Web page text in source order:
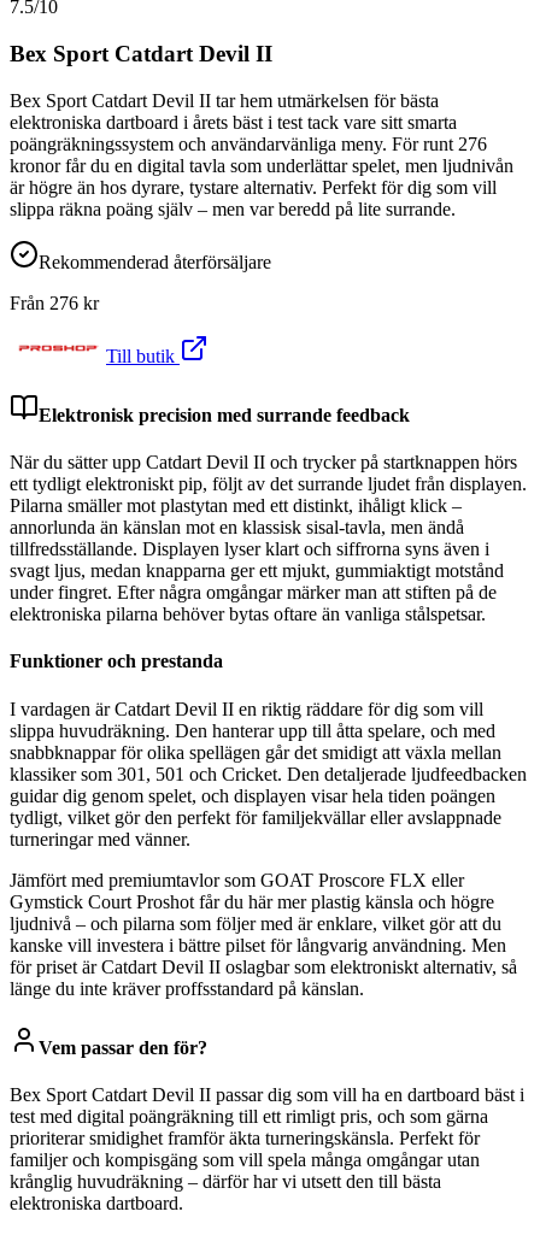
7.5/10
Bex Sport Catdart Devil II
Bex Sport Catdart Devil II tar hem utmärkelsen för bästa
elektroniska dartboard i årets bäst i test tack vare sitt smarta
poängräkningssystem och användarvänliga meny. För runt 276
kronor får du en digital tavla som underlättar spelet, men ljudnivån
är högre än hos dyrare, tystare alternativ. Perfekt för dig som vill
slippa räkna poäng själv – men var beredd på lite surrande.
Rekommenderad återförsäljare
Från 276 kr
Till butik
Elektronisk precision med surrande feedback
När du sätter upp Catdart Devil II och trycker på startknappen hörs
ett tydligt elektroniskt pip, följt av det surrande ljudet från displayen.
Pilarna smäller mot plastytan med ett distinkt, ihåligt klick –
annorlunda än känslan mot en klassisk sisal-tavla, men ändå
tillfredsställande. Displayen lyser klart och siffrorna syns även i
svagt ljus, medan knapparna ger ett mjukt, gummiaktigt motstånd
under fingret. Efter några omgångar märker man att stiften på de
elektroniska pilarna behöver bytas oftare än vanliga stålspetsar.
Funktioner och prestanda
I vardagen är Catdart Devil II en riktig räddare för dig som vill
slippa huvudräkning. Den hanterar upp till åtta spelare, och med
snabbknappar för olika spellägen går det smidigt att växla mellan
klassiker som 301, 501 och Cricket. Den detaljerade ljudfeedbacken
guidar dig genom spelet, och displayen visar hela tiden poängen
tydligt, vilket gör den perfekt för familjekvällar eller avslappnade
turneringar med vänner.
Jämfört med premiumtavlor som GOAT Proscore FLX eller
Gymstick Court Proshot får du här mer plastig känsla och högre
ljudnivå – och pilarna som följer med är enklare, vilket gör att du
kanske vill investera i bättre pilset för långvarig användning. Men
för priset är Catdart Devil II oslagbar som elektroniskt alternativ, så
länge du inte kräver proffsstandard på känslan.
Vem passar den för?
Bex Sport Catdart Devil II passar dig som vill ha en dartboard bäst i
test med digital poängräkning till ett rimligt pris, och som gärna
prioriterar smidighet framför äkta turneringskänsla. Perfekt för
familjer och kompisgäng som vill spela många omgångar utan
krånglig huvudräkning – därför har vi utsett den till bästa
elektroniska dartboard.